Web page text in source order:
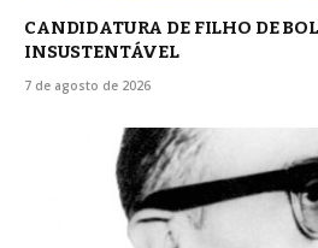
CANDIDATURA DE FILHO DE
INSUSTENTÁVEL
7 de agosto de 2026